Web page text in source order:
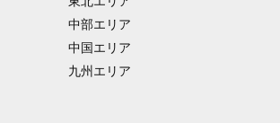
中部エリア
中国エリア
九州エリア